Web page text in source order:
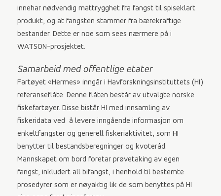
innehar nødvendig mattrygghet fra fangst til spiseklart
produkt, og at fangsten stammer fra bærekraftige
bestander. Dette er noe som sees nærmere på i
WATSON-prosjektet.
Samarbeid med offentlige etater
Fartøyet «Hermes» inngår i Havforskningsinstituttets (HI)
referanseflåte. Denne flåten består av utvalgte norske
fiskefartøyer. Disse bistår HI med innsamling av
fiskeridata ved å levere inngående informasjon om
enkeltfangster og generell fiskeriaktivitet, som HI
benytter til bestandsberegninger og kvoteråd.
Mannskapet om bord foretar prøvetaking av egen
fangst, inkludert all bifangst, i henhold til bestemte
prosedyrer som er nøyaktig lik de som benyttes på HI